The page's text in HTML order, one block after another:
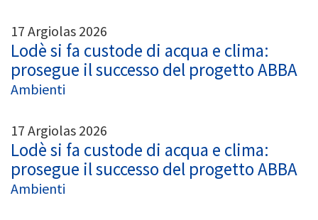
17 Argiolas 2026
Lodè si fa custode di acqua e clima:
prosegue il successo del progetto ABBA
Ambienti
17 Argiolas 2026
Lodè si fa custode di acqua e clima:
prosegue il successo del progetto ABBA
Ambienti